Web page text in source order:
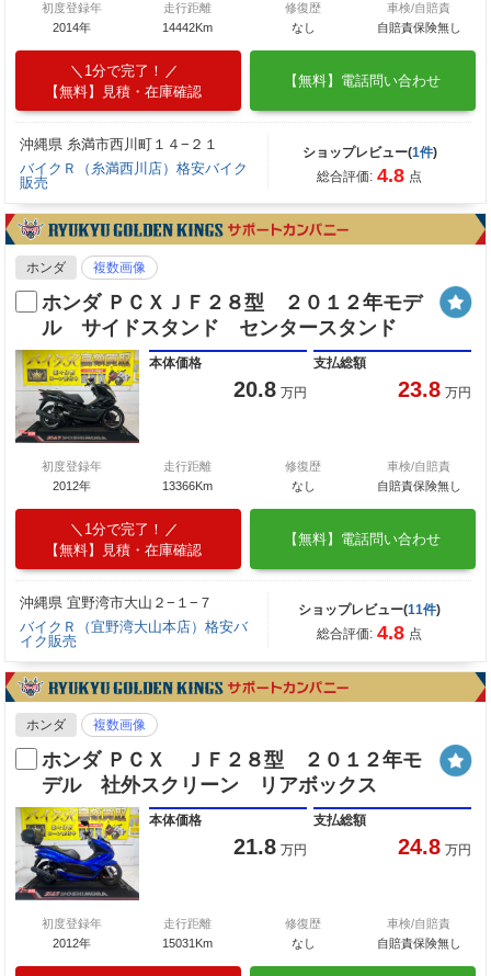
初度登録年
2014年
走行距離
14442Km
修復歴
なし
車検/自賠責
自賠責保険無し
1分で完了！
【無料】見積・在庫確認
【無料】電話問い合わせ
沖縄県 糸満市西川町１４−２１
バイクＲ（糸満西川店）格安バイク
販売
ショップレビュー(1件)
総合評価: 4.8 点
ホンダ 複数画像
ホンダ ＰＣＸＪＦ２８型 ２０１２年モデ
ル サイドスタンド センタースタンド
本体価格
20.8 万円
支払総額
23.8 万円
初度登録年
2012年
走行距離
13366Km
修復歴
なし
車検/自賠責
自賠責保険無し
1分で完了！
【無料】見積・在庫確認
【無料】電話問い合わせ
沖縄県 宜野湾市大山２−１−７
バイクＲ（宜野湾大山本店）格安バ
イク販売
ショップレビュー(11件)
総合評価: 4.8 点
ホンダ 複数画像
ホンダ ＰＣＸ ＪＦ２８型 ２０１２年モ
デル 社外スクリーン リアボックス
本体価格
21.8 万円
支払総額
24.8 万円
初度登録年
2012年
走行距離
15031Km
修復歴
なし
車検/自賠責
自賠責保険無し